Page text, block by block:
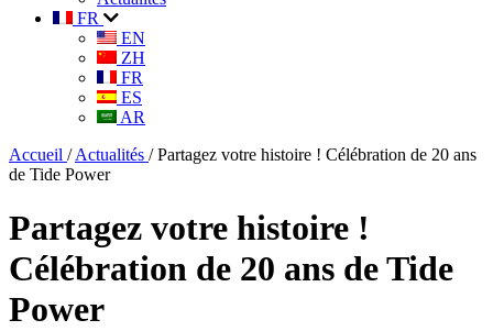
FR
EN
ZH
FR
ES
AR
Accueil / Actualités / Partagez votre histoire ! Célébration de 20 ans
de Tide Power
Partagez votre histoire !
Célébration de 20 ans de Tide
Power